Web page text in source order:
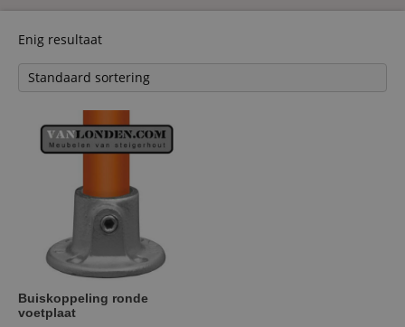
Enig resultaat
Buiskoppeling ronde
voetplaat